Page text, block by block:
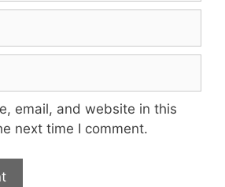
email, and website in this
next time I comment.